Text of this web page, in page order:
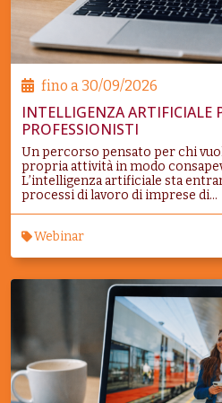
fino a30/09/2026
INTELLIGENZA ARTIFICIALE
PROFESSIONISTI
Un percorso pensato per chi
propria attività in modo
L’intelligenza artificiale sta
processi di lavoro di imprese di...
Webinar